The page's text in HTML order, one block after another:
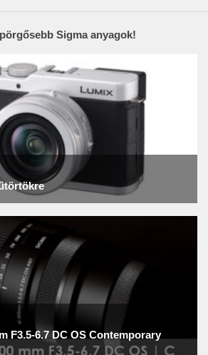
Sigma anyagok!